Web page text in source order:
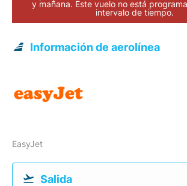
y mañana. Este vuelo no está
intervalo de tiempo.
Información de aerolínea
EasyJet
Salida